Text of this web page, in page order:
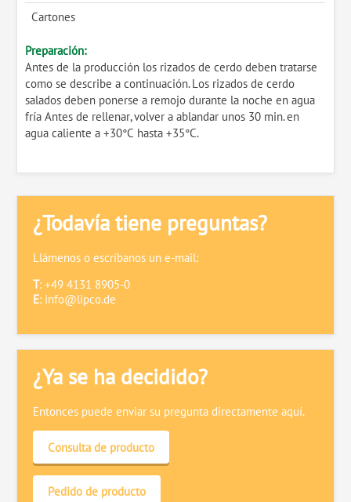
Cartones
Preparación:
Antes de la producción los rizados de cerdo deben tratarse
como se describe a continuación. Los rizados de cerdo
salados deben ponerse a remojo durante la noche en agua
fría Antes de rellenar, volver a ablandar unos 30 min. en
agua caliente a +30°C hasta +35°C.
¿Todavía tiene preguntas?
Llámenos o escríbanos un e-mail:
T: +49 4131 8905-0
E: info@lipco.de
¿Ya se ha decidido?
Entonces puede enviar su pregunta directamente aquí.
Consulta de producto
Pedido de producto